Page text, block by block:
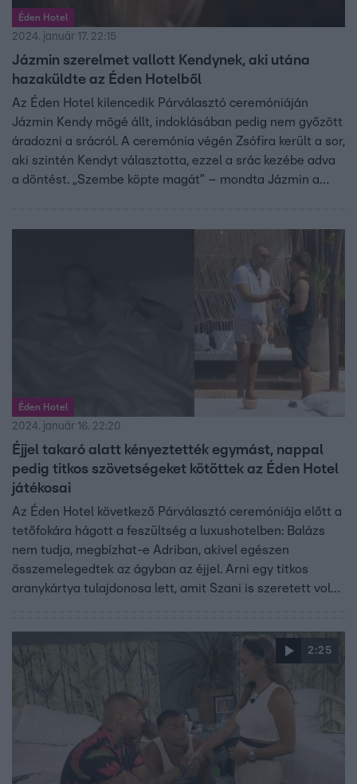
Éden Hotel
2024. január 17. 22:15
Jázmin szerelmet vallott Kendynek, aki utána
hazaküldte az Éden Hotelből
Az Éden Hotel kilencedik Párválasztó ceremóniáján
Jázmin Kendy mögé állt, indoklásában pedig nem győzött
áradozni a srácról. A ceremónia végén Zsófira került a sor,
aki szintén Kendyt választotta, ezzel a srác kezébe adva
a döntést. „Szembe köpte magát” – mondta Jázmin a
Éden Hotel
2024. január 16. 22:20
Éjjel takaró alatt kényeztették egymást, nappal
pedig titkos szövetségeket kötöttek az Éden Hotel
játékosai
Az Éden Hotel következő Párválasztó ceremóniája előtt a
tetőfokára hágott a feszültség a luxushotelben: Balázs
nem tudja, megbízhat-e Adriban, akivel egészen
összemelegedtek az ágyban az éjjel. Arni egy titkos
aranykártya tulajdonosa lett, amit Szani is szeretett volna
Kendy büszkén mesélt reggel a többieknek Jázmin
kényeztetéséről.
2:25